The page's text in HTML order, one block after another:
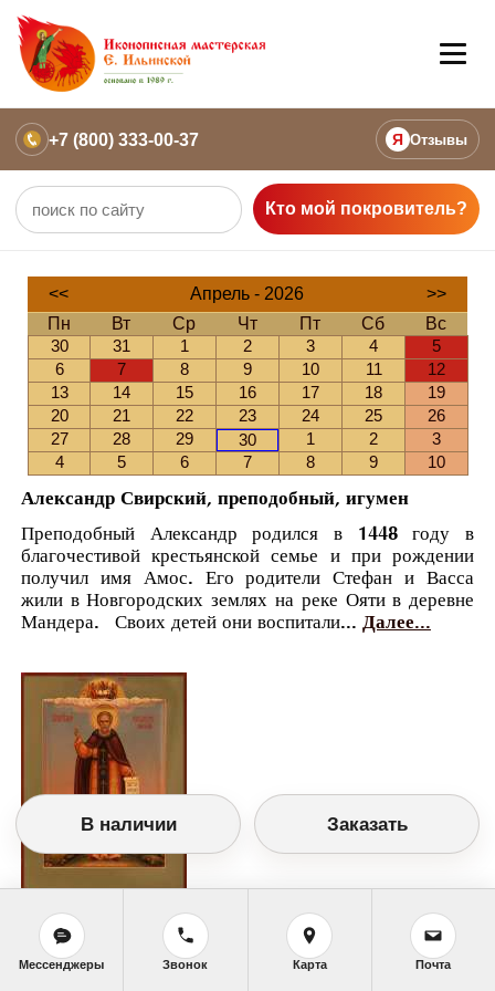
+7 (800) 333-00-37 Я Отзывы
Кто мой покровитель?
<< Апрель - 2026
>>
Пн
Вт Ср Чт Пт Сб
Вс
30
31 1 2 3 4
5
6
7 8 9 10 11
12
13
14 15 16 17 18
19
20
21 22 23 24 25
26
27
28 29 30 1 2
3
4
5 6 7 8 9 10
Александр Свирский, преподобный, игумен
Преподобный Александр родился в 1448 году в
благочестивой крестьянской семье и при рождении
получил имя Амос. Его родители Стефан и Васса
жили в Новгородских землях на реке Ояти в деревне
Мандера. Своих детей они воспитали... Далее...
Православный календарь
<<Четверг, 30 Апреля (17 Апреля по старому
стилю)
>>
В наличии Заказать
Мессенджеры Звонок Карта Почта